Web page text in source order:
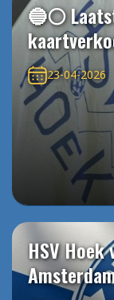
🔵⚪️
23-04-2026
HSV Hoek